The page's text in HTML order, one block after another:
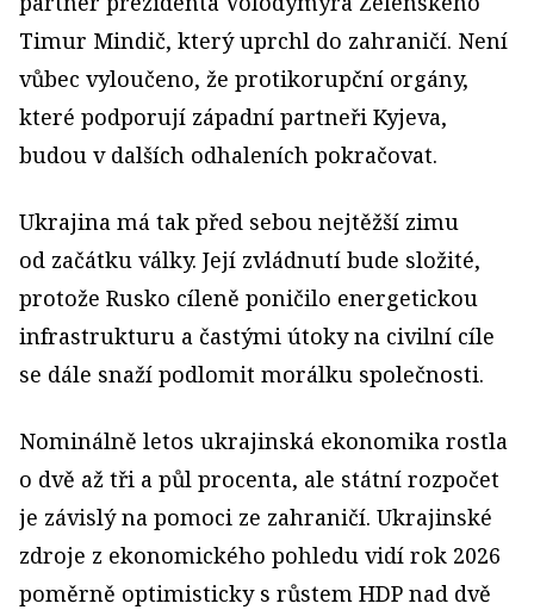
Timur Mindič, který uprchl do zahraničí. Není
vůbec vyloučeno, že protikorupční orgány,
které podporují západní partneři Kyjeva,
budou v dalších odhaleních pokračovat.
Ukrajina má tak před sebou nejtěžší zimu
od začátku války. Její zvládnutí bude složité,
protože Rusko cíleně poničilo energetickou
infrastrukturu a častými útoky na civilní cíle
se dále snaží podlomit morálku společnosti.
Nominálně letos ukrajinská ekonomika rostla
o dvě až tři a půl procenta, ale státní rozpočet
je závislý na pomoci ze zahraničí. Ukrajinské
zdroje z ekonomického pohledu vidí rok 2026
poměrně optimisticky s růstem HDP nad dvě